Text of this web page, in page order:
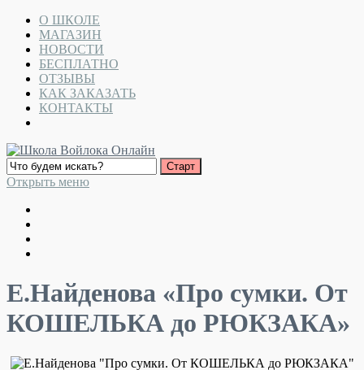
О ШКОЛЕ
МАГАЗИН
НОВОСТИ
БЕСПЛАТНО
ОТЗЫВЫ
КАК ЗАКАЗАТЬ
КОНТАКТЫ
Открыть меню
Е.Найденова «Про сумки. От
КОШЕЛЬКА до РЮКЗАКА»